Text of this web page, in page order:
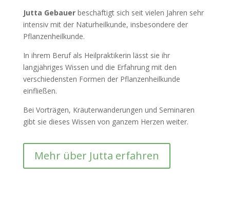
Jutta Gebauerbeschäftigt sich seit vielen Jahren sehr
intensiv mit der Naturheilkunde, insbesondere der
Pflanzenheilkunde.
In ihrem Beruf als Heilpraktikerin lässt sie ihr
langjähriges Wissen und die Erfahrung mit den
verschiedensten Formen der Pflanzenheilkunde
einfließen.
Bei Vorträgen, Kräuterwanderungen und Seminaren
gibt sie dieses Wissen von ganzem Herzen weiter.
Mehr über Jutta erfahren